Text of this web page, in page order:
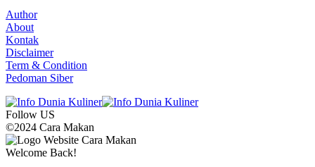
Author
About
Kontak
Disclaimer
Term & Condition
Pedoman Siber
Follow US
©2024 Cara Makan
Welcome Back!